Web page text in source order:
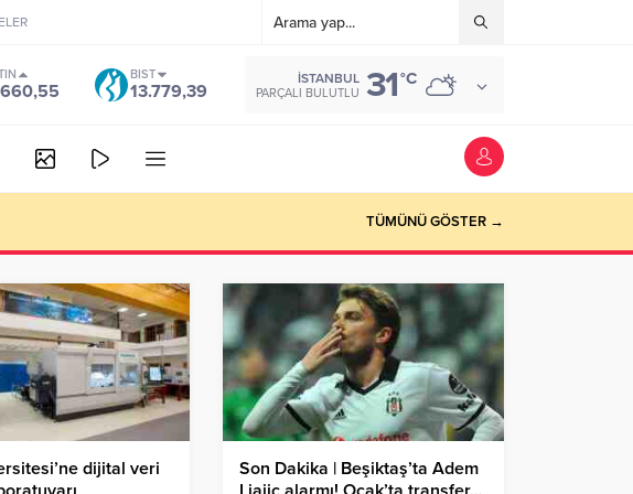
BIST
13.779,39
İSTANBUL
PARÇALI BULUTLU 31°C
TÜMÜNÜ GÖSTER →
dijital veri
Son Dakika | Beşiktaş’ta Adem